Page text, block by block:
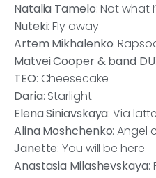
Natalia Tamelo: Not what
Nuteki: Fly away
Artem Mikhalenko:
Matvei Cooper & band
TEO: Cheesecake
Daria: Starlight
Elena Siniavskaya: Via
Alina Moshchenko: Angel
Janette: You will be here
Anastasia Milashevskaya: